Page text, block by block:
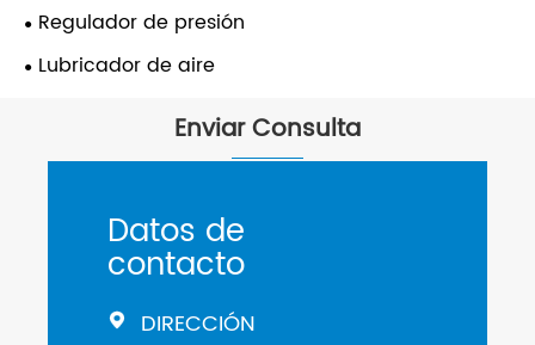
Regulador de presión
Lubricador de aire
Enviar Consulta
Datos de
contacto
 DIRECCIÓN